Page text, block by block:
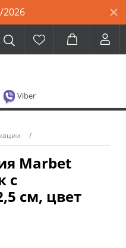
2026
Viber
Marbet
с
см, цвет